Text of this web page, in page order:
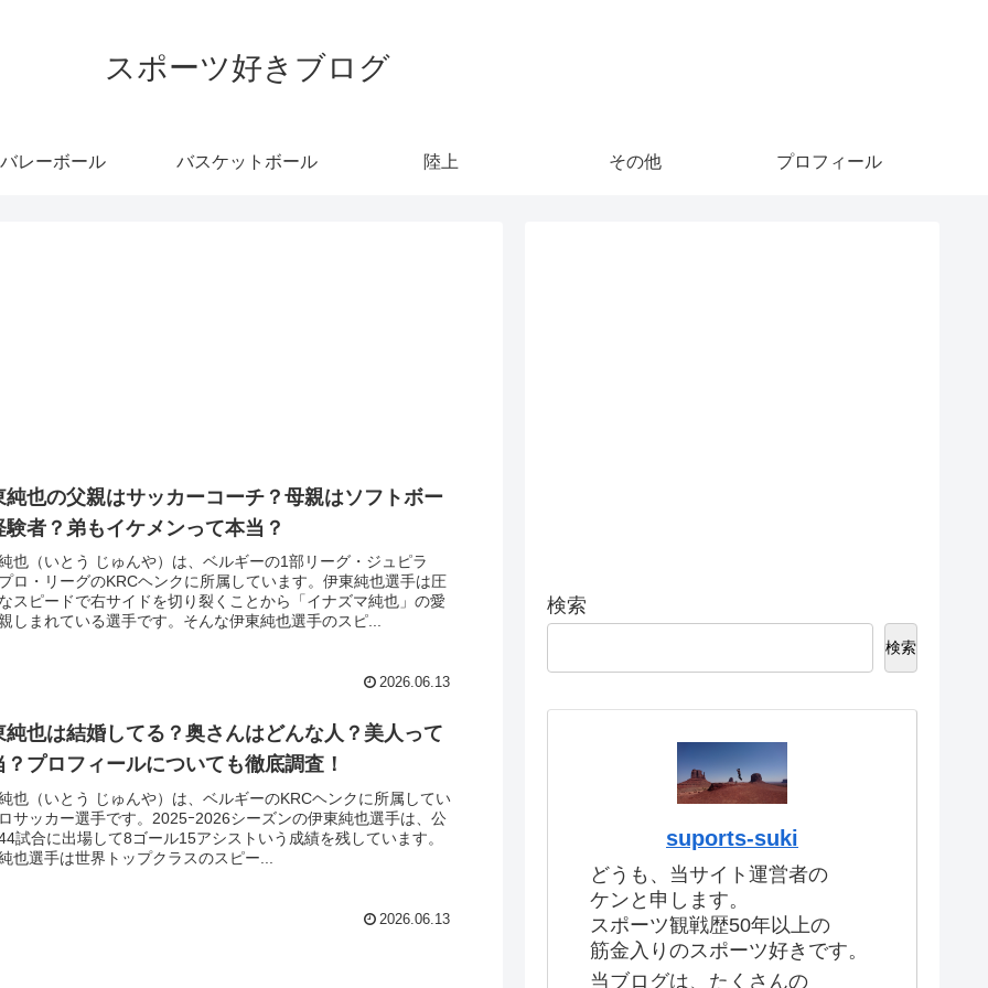
スポーツ好きブログ
バレーボール バスケットボール 陸上 その他 プロフィール
純也の父親はサッカーコーチ？母親はソフトボー
験者？弟もイケメンって本当？
也（いとう じゅんや）は、ベルギーの1部リーグ・ジュピラ
ロ・リーグのKRCヘンクに所属しています。伊東純也選手は圧
スピードで右サイドを切り裂くことから「イナズマ純也」の愛
しまれている選手です。そんな伊東純也選手のスピ...
2026.06.13
純也は結婚してる？奥さんはどんな人？美人って
？プロフィールについても徹底調査！
也（いとう じゅんや）は、ベルギーのKRCヘンクに所属してい
サッカー選手です。2025ｰ2026シーズンの伊東純也選手は、公
試合に出場して8ゴール15アシストいう成績を残しています。
也選手は世界トップクラスのスピー...
2026.06.13
検索
検索
suports-suki
どうも、当サイト運営者の
ケンと申します。
スポーツ観戦歴50年以上の
筋金入りのスポーツ好きです。
当ブログは、たくさんの